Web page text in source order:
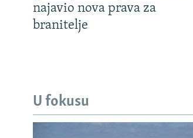
najavio nova prava za
branitelje
U fokusu